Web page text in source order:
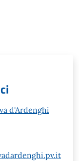
d'Ardenghi